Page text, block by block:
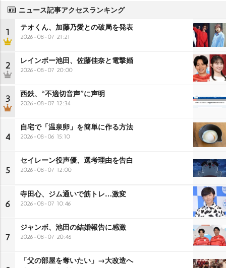
ニュース記事アクセスランキング
1 テオくん、加藤乃愛との破局を発表
2026-08-07 21:21
2 レインボー池田、佐藤佳奈と電撃婚
2026-08-07 20:00
3 西鉄、“不適切音声”に声明
2026-08-07 12:34
4
自宅で「温泉卵」を簡単に作る方法
2026-08-06 15:10
5
セイレーン役声優、選考理由を告白
2026-08-07 12:00
6
寺田心、ジム通いで筋トレ…激変
2026-08-07 10:46
7
ジャンボ、池田の結婚報告に感激
2026-08-07 20:46
「父の部屋を奪いたい」→大改造へ